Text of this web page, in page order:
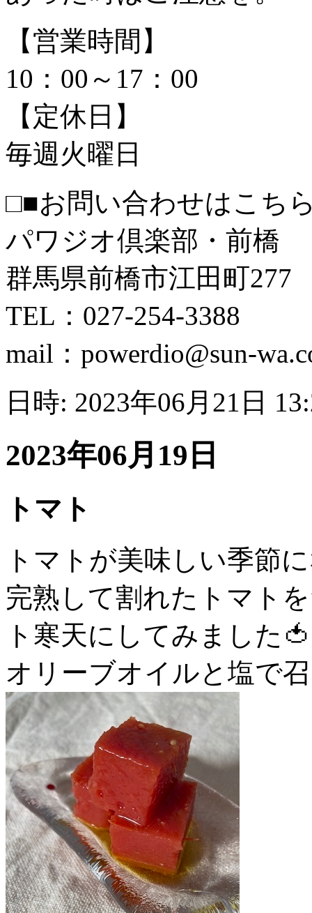
【営業時間】
10：00～17：00
【定休日】
毎週火曜日
□■お問い合わせはこち
パワジオ倶楽部・前橋
群馬県前橋市江田町277
TEL：027-254-3388
mail：powerdio@sun-
日時: 2023年06月21日
2023年06月19日
トマト
トマトが美味しい季節
完熟して割れたトマト
ト寒天にしてみました🍅
オリーブオイルと塩で